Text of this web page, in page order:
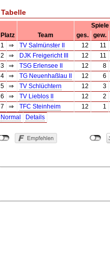
Tabelle
Spiele
Platz
Team ges.
gew.
1
⇒ TV Salmünster II 12
11
2
⇒ DJK Freigericht III 12
11
3
⇒ TSG Erlensee II 12
8
4
⇒ TG Neuenhaßlau II 12
6
5
⇒ TV Schlüchtern 12
3
6
⇒ TV Lieblos II 12
2
7
⇒ TFC Steinheim 12
1
Normal
Details